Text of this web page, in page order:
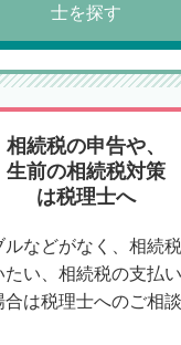
士を探す
相続税の申告や、
生前の相続税対策
は税理士へ
などがなく、相続
たい、相続税の支払
合は税理士へのご相